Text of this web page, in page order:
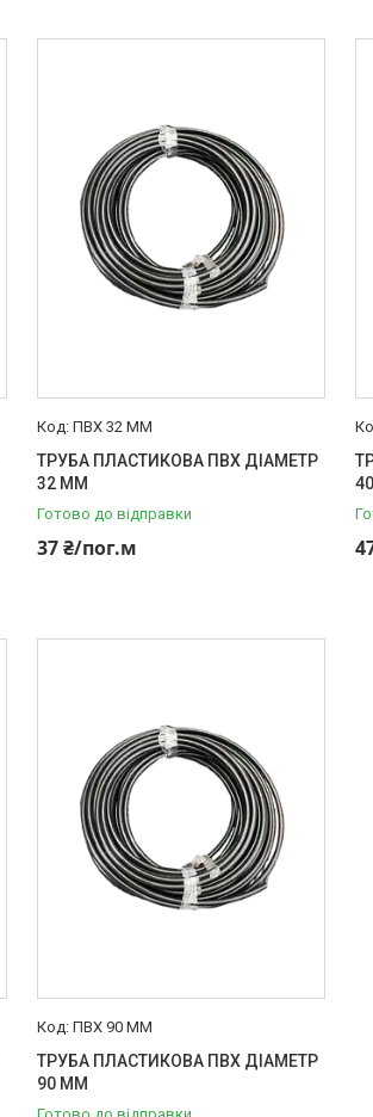
ПВХ 32 ММ
ТРУБА ПЛАСТИКОВА ПВХ ДІАМЕТР
32 ММ
Готово до відправки
37 ₴/пог.м
ПВХ 90 ММ
ТРУБА ПЛАСТИКОВА ПВХ ДІАМЕТР
90 ММ